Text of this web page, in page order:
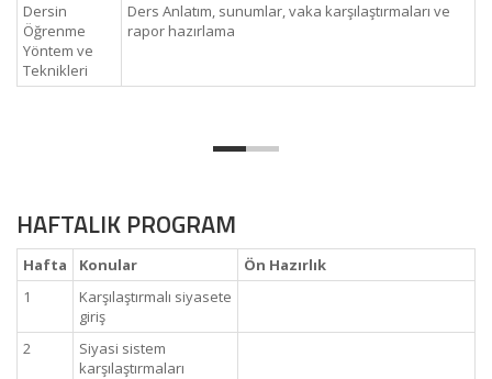
Dersin
Öğrenme
Yöntem ve
Teknikleri
Ders Anlatım, sunumlar, vaka karşılaştırmaları ve
rapor hazırlama
HAFTALIK PROGRAM
Hafta Konular
Ön Hazırlık
1
Karşılaştırmalı siyasete
giriş
2
Siyasi sistem
karşılaştırmaları